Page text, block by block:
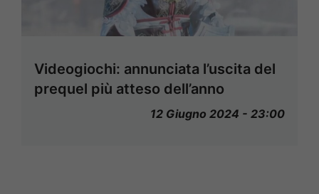
Videogiochi: annunciata l’uscita del
prequel più atteso dell’anno
12 Giugno 2024 - 23:00